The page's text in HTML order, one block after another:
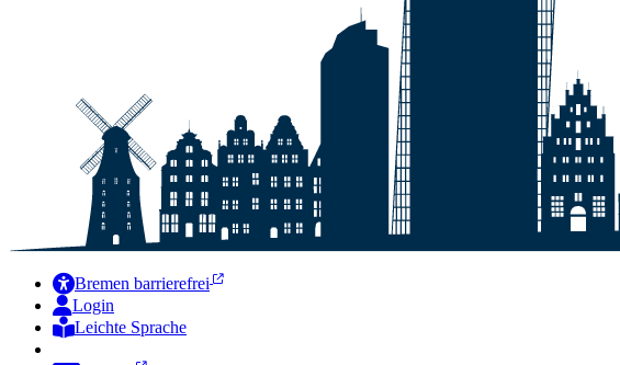
Bremen barrierefrei
Login
Leichte Sprache